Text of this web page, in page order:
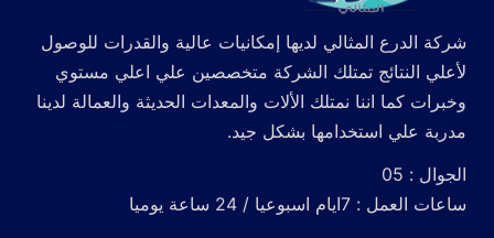
شركة الدرع المثالي لديها إمكانيات عالية والقدرات للوصول
لأعلي النتائج تمتلك الشركة متخصصين علي اعلي مستوي
وخبرات كما اننا نمتلك الألات والمعدات الحديثة والعمالة لدينا
مدربة علي استخدامها بشكل جيد.
الجوال : 05
ساعات العمل : 7ايام اسبوعيا / 24 ساعة يوميا